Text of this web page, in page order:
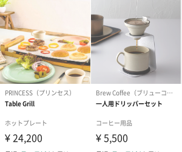
自然のお花で作ったドライフラワー・プリ
梱します。
一部花材が写真と異なる場合がございます
い。パッケージに入れてお届けします。